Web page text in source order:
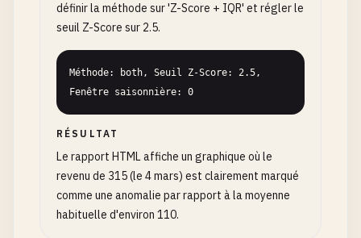
définir la méthode sur 'Z-Score + IQR' et régler le
seuil Z-Score sur 2.5.
Méthode: both, Seuil Z-Score: 2.5,
Fenêtre saisonnière: 0
RÉSULTAT
Le rapport HTML affiche un graphique où le
revenu de 315 (le 4 mars) est clairement marqué
comme une anomalie par rapport à la moyenne
habituelle d'environ 110.